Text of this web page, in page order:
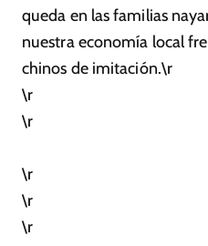
queda en las familias
nuestra economía local
chinos de imitación.\r
\r
\r
\r
\r
\r